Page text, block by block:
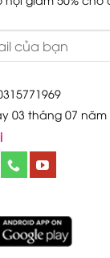
03 tháng 07 năm